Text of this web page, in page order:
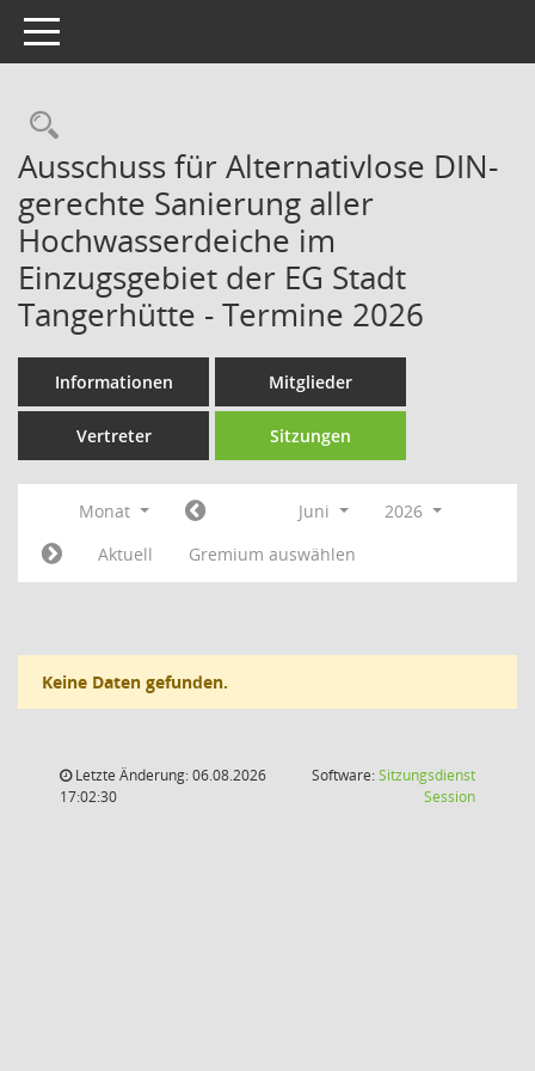
Toggle navigation
Rechercheauswahl
Ausschuss für Alternativlose DIN-
gerechte Sanierung aller
Hochwasserdeiche im
Einzugsgebiet der EG Stadt
Tangerhütte - Termine 2026
Informationen Mitglieder
Vertreter Sitzungen
Monat Juni
2026
Aktuell
Gremium auswählen
Keine Daten gefunden.
Letzte Änderung: 06.08.2026
17:02:30
Software:Sitzungsdienst
Session(Wird in